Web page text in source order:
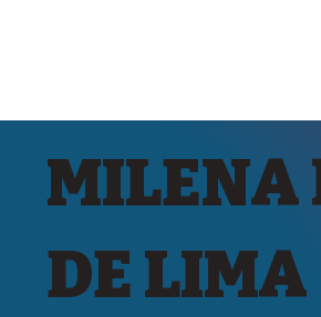
MILENA
DE LIMA